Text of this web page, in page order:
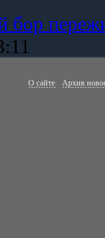
бор
О сайте Архив